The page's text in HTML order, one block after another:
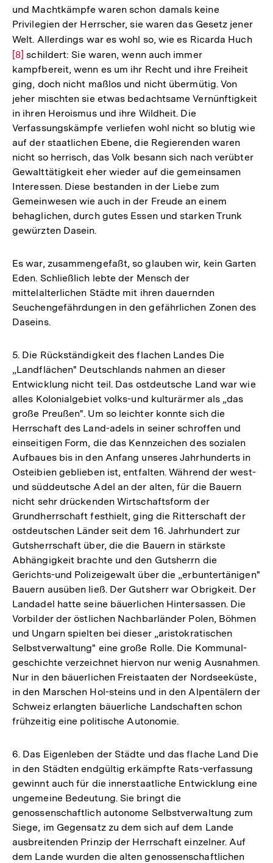
und Machtkämpfe waren schon damals keine
Privilegien der Herrscher, sie waren das Gesetz jener
Welt. Allerdings war es wohl so, wie es Ricarda HuchZur
[8] schildert: Sie waren, wenn auch immer
kampfbereit, wenn es um ihr Recht und ihre Freiheit
ging, doch nicht maßlos und nicht übermütig. Von
jeher mischten sie etwas bedachtsame Vernünftigkeit
in ihren Heroismus und ihre Wildheit. Die
Verfassungskämpfe verliefen wohl nicht so blutig wie
auf der staatlichen Ebene, die Regierenden waren
nicht so herrisch, das Volk besann sich nach verübter
Gewalttätigkeit eher wieder auf die gemeinsamen
Interessen. Diese bestanden in der Liebe zum
Gemeinwesen wie auch in der Freude an einem
behaglichen, durch gutes Essen und starken Trunk
gewürzten Dasein.
Es war, zusammengefaßt, so glauben wir, kein Garten
Eden. Schließlich lebte der Mensch der
mittelalterlichen Städte mit ihren dauernden
Seuchengefährdungen in den gefährlichen Zonen des
Daseins.
5. Die Rückständigkeit des flachen Landes Die
„Landflächen" Deutschlands nahmen an dieser
Entwicklung nicht teil. Das ostdeutsche Land war wie
alles Kolonialgebiet volks-und kulturärmer als „das
große Preußen". Um so leichter konnte sich die
Herrschaft des Land-adels in seiner schroffen und
einseitigen Form, die das Kennzeichen des sozialen
Aufbaues bis in den Anfang unseres Jahrhunderts in
Osteibien geblieben ist, entfalten. Während der west-
und süddeutsche Adel an der alten, für die Bauern
nicht sehr drückenden Wirtschaftsform der
Grundherrschaft festhielt, ging die Ritterschaft der
ostdeutschen Länder seit dem 16. Jahrhundert zur
Gutsherrschaft über, die die Bauern in stärkste
Abhängigkeit brachte und den Gutsherrn die
Gerichts-und Polizeigewalt über die „erbuntertänigen"
Bauern ausüben ließ. Der Gutsherr war Obrigkeit. Der
Landadel hatte seine bäuerlichen Hintersassen. Die
Vorbilder der östlichen Nachbarländer Polen, Böhmen
und Ungarn spielten bei dieser „aristokratischen
Selbstverwaltung" eine große Rolle. Die Kommunal-
geschichte verzeichnet hiervon nur wenig Ausnahmen.
Nur in den bäuerlichen Freistaaten der Nordseeküste,
in den Marschen Hol-steins und in den Alpentälern der
Schweiz erlangten bäuerliche Landschaften schon
frühzeitig eine politische Autonomie.
6. Das Eigenleben der Städte und das flache Land Die
in den Städten endgültig erkämpfte Rats-verfassung
gewinnt auch für die innerstaatliche Entwicklung eine
ungemeine Bedeutung. Sie bringt die
genossenschaftlich autonome Selbstverwaltung zum
Siege, im Gegensatz zu dem sich auf dem Lande
ausbreitenden Prinzip der Herrschaft einzelner. Auf
dem Lande wurden die alten genossenschaftlichen